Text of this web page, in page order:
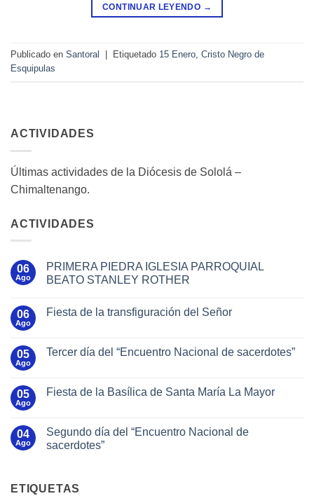
CONTINUAR LEYENDO →
Publicado en Santoral Etiquetado 15 Enero, Cristo Negro de
Esquipulas
ACTIVIDADES
Últimas actividades de la Diócesis de Sololá –
Chimaltenango.
ACTIVIDADES
06
Ago
PRIMERA PIEDRA IGLESIA PARROQUIAL
BEATO STANLEY ROTHER
06
Ago
Fiesta de la transfiguración del Señor
05
Ago
Tercer día del “Encuentro Nacional de sacerdotes”
05
Ago
Fiesta de la Basílica de Santa María La Mayor
04
Ago
Segundo día del “Encuentro Nacional de
sacerdotes”
ETIQUETAS